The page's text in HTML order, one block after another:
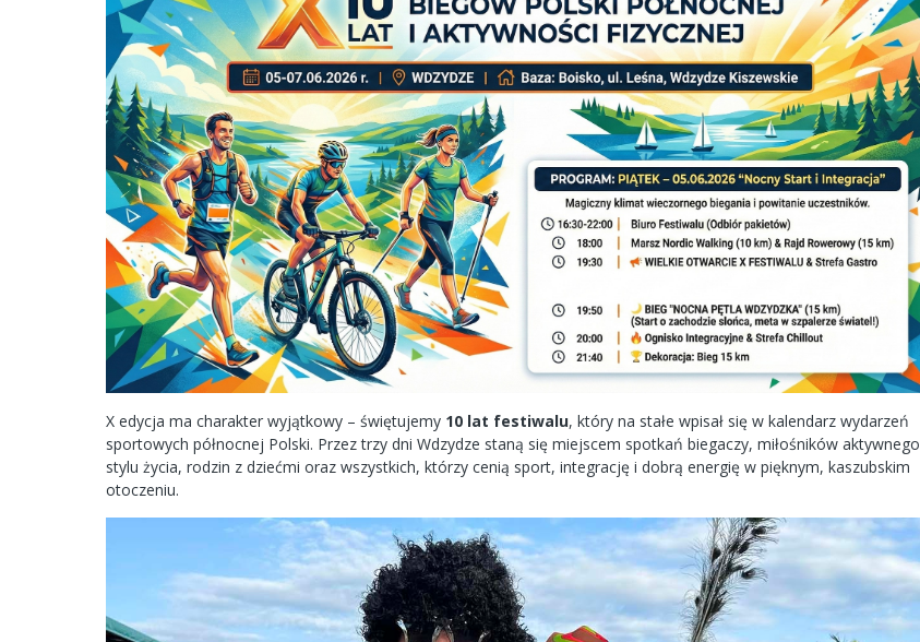
X edycja ma charakter wyjątkowy – świętujemy 10 lat festiwalu, który na stałe wpisał się w kalendarz wydarzeń
sportowych północnej Polski. Przez trzy dni Wdzydze staną się miejscem spotkań biegaczy, miłośników aktywnego
stylu życia, rodzin z dziećmi oraz wszystkich, którzy cenią sport, integrację i dobrą energię w pięknym, kaszubskim
otoczeniu.